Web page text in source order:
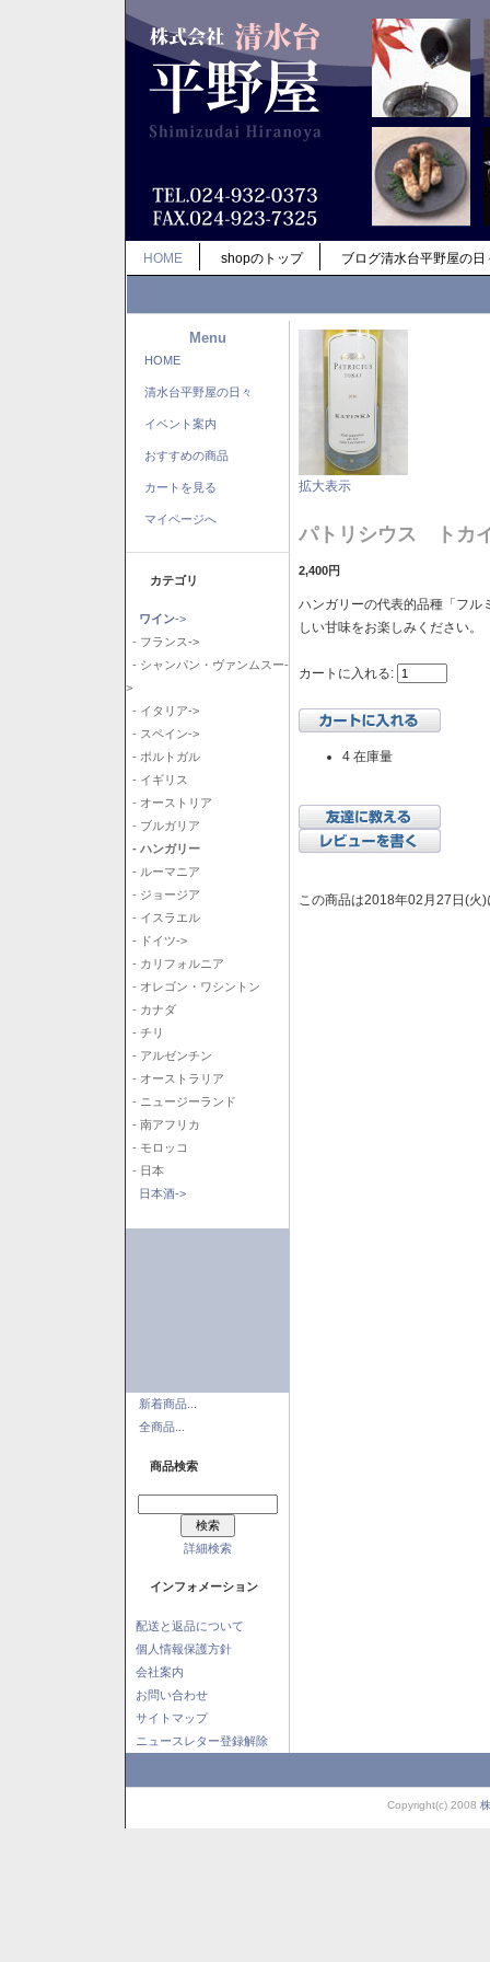
HOME shopのトップ ブログ清水台平野屋の日
Menu
HOME
清水台平野屋の日々
イベント案内
おすすめの商品
カートを見る
マイページへ
カテゴリ
ワイン->
- フランス->
- シャンパン・ヴァンムスー-
>
- イタリア->
- スペイン->
- ポルトガル
- イギリス
- オーストリア
- ブルガリア
- ハンガリー
- ルーマニア
- ジョージア
- イスラエル
- ドイツ->
- カリフォルニア
- オレゴン・ワシントン
- カナダ
- チリ
- アルゼンチン
- オーストラリア
- ニュージーランド
- 南アフリカ
- モロッコ
- 日本
日本酒->
新着商品...
全商品...
商品検索
詳細検索
インフォメーション
配送と返品について
個人情報保護方針
会社案内
お問い合わせ
サイトマップ
ニュースレター登録解除
拡大表示
パトリシウス トカ
2,400円
ハンガリーの代表的品種「フル
しい甘味をお楽しみください。
カートに入れる:
4 在庫量
この商品は2018年02月27日(火
Copyright(c) 2008